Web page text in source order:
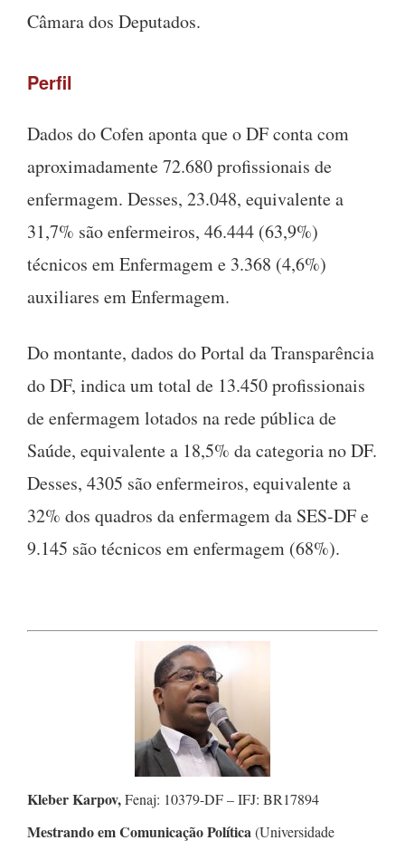
Câmara dos Deputados.
Perfil
Dados do Cofen aponta que o DF conta com
aproximadamente 72.680 profissionais de
enfermagem. Desses, 23.048, equivalente a
31,7% são enfermeiros, 46.444 (63,9%)
técnicos em Enfermagem e 3.368 (4,6%)
auxiliares em Enfermagem.
Do montante, dados do Portal da Transparência
do DF, indica um total de 13.450 profissionais
de enfermagem lotados na rede pública de
Saúde, equivalente a 18,5% da categoria no DF.
Desses, 4305 são enfermeiros, equivalente a
32% dos quadros da enfermagem da SES-DF e
9.145 são técnicos em enfermagem (68%).
Kleber Karpov,Fenaj: 10379-DF – IFJ: BR17894
Mestrando em Comunicação Política(Universidade